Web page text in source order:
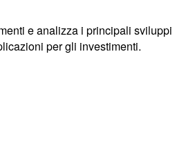
e analizza i principali sviluppi
per gli investimenti.